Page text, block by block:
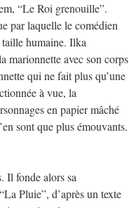
“Le Roi grenouille”.
par laquelle le comédien
humaine. Ilka
marionnette avec son corps
qui ne fait plus qu’une
à vue, la
en papier mâché
sont que plus émouvants.
Il fonde alors sa
Pluie”, d’après un texte